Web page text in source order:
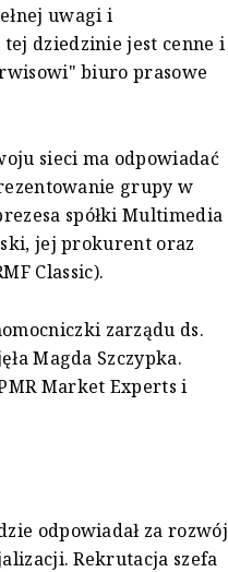
uwagi i
dziedzinie jest cenne i
biuro prasowe
sieci ma odpowiadać
grupy w
spółki Multimedia
jej prokurent oraz
Classic).
zarządu ds.
Magda Szczypka.
Market Experts i
odpowiadał za rozwój
Rekrutacja szefa